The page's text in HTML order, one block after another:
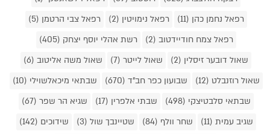
רפאל נחמן כהן (11)
רפאל נימויטין (2)
רפאל צבי הרטמן (5)
רפאל צמח חודיידטוב (2)
רשת אהלי יוסף יצחק (405)
שאול דובער זיסלין (2)
שאול לייטר (7)
שאול משה אליטוב (6)
שאול רוזנבלט (12)
שבועון כפר חב"ד (670)
שבתאי מיכאלשוילי (10)
שבתאי סלבטיצקי (498)
שבתי אלפרין (17)
שגיא הר שפר (67)
שגיב עמית (11)
שחר וולף (84) שטיינבך שול (3)
שידוכים (142)